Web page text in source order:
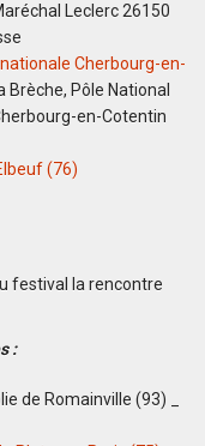
Leclerc 26150
Cherbourg-en-
Brèche, Pôle National
en-Cotentin
(76)
festival la rencontre
:
de Romainville (93) _